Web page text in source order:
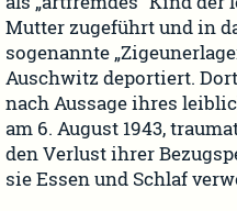
Mutter zugeführt und in
sogenannte
Auschwitz deportiert.
nach Aussage ihres
am 6. August 1943,
den Verlust ihrer
sie Essen und Schlaf